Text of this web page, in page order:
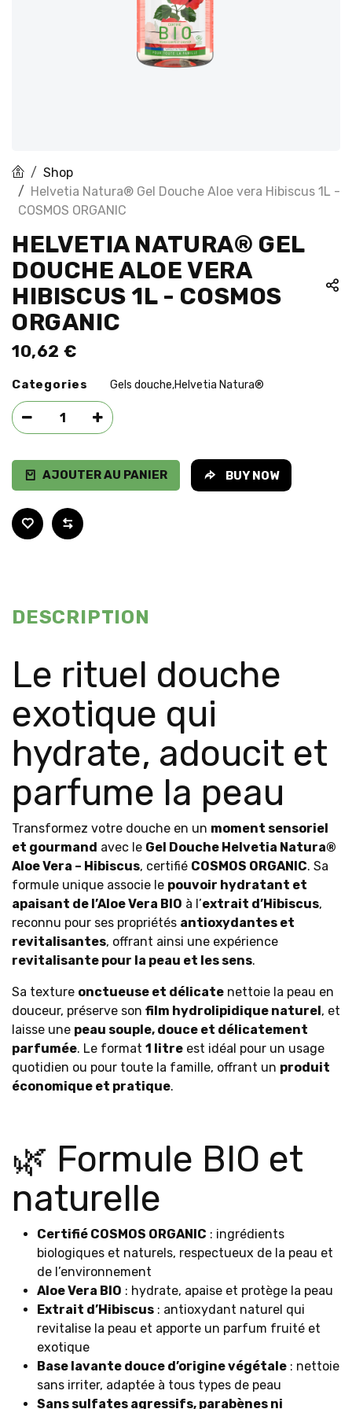
Shop
Helvetia Natura® Gel Douche Aloe vera Hibiscus 1L -
COSMOS ORGANIC
HELVETIA NATURA® GEL
DOUCHE ALOE VERA
HIBISCUS 1L - COSMOS
ORGANIC
10,62 €
Categories Gels douche,Helvetia Natura®
AJOUTER AU PANIER BUY NOW
DESCRIPTION
Le rituel douche
exotique qui
hydrate, adoucit et
parfume la peau
Transformez votre douche en un moment sensoriel
et gourmand avec le Gel Douche Helvetia Natura®
Aloe Vera – Hibiscus, certifié COSMOS ORGANIC. Sa
formule unique associe le pouvoir hydratant et
apaisant de l’Aloe Vera BIO à l’extrait d’Hibiscus,
reconnu pour ses propriétés antioxydantes et
revitalisantes, offrant ainsi une expérience
revitalisante pour la peau et les sens.
Sa texture onctueuse et délicate nettoie la peau en
douceur, préserve son film hydrolipidique naturel, et
laisse une peau souple, douce et délicatement
parfumée. Le format 1 litre est idéal pour un usage
quotidien ou pour toute la famille, offrant un produit
économique et pratique.
🌿 Formule BIO et
naturelle
Certifié COSMOS ORGANIC : ingrédients
biologiques et naturels, respectueux de la peau et
de l’environnement
Aloe Vera BIO : hydrate, apaise et protège la peau
Extrait d’Hibiscus : antioxydant naturel qui
revitalise la peau et apporte un parfum fruité et
exotique
Base lavante douce d’origine végétale : nettoie
sans irriter, adaptée à tous types de peau
Sans sulfates agressifs, parabènes ni